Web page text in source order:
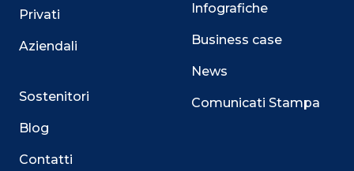
Privati
Aziendali
Sostenitori
Blog
Contatti
Infografiche
Business case
News
Comunicati Stampa